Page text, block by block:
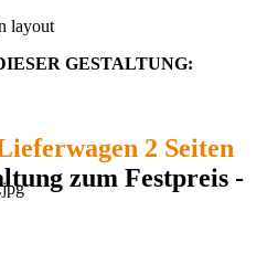
GESTALTUNG:
2 Seiten
zum Festpreis -